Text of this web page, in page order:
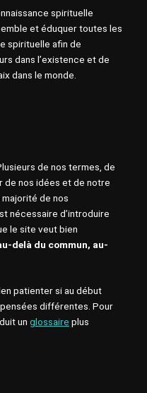
spirituelle
et éduquer toutes les
spirituelle afin de
dans l’existence et de
dans le monde.
de nos termes, de
de nos idées et de notre
de nos
nécessaire d’introduire
le site veut bien
delà du commun, au-
patienter si au début
différentes. Pour
un glossaire plus